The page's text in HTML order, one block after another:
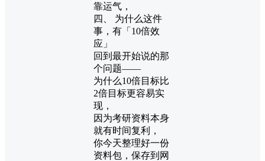
靠运气，
四、 为什么这件
事，有「10倍效
应」
回到最开始说的那
个问题——
为什么10倍目标比
2倍目标更容易实
现，
因为考研资料本身
就有时间复利，
你今天整理好一份
资料包，保存到网